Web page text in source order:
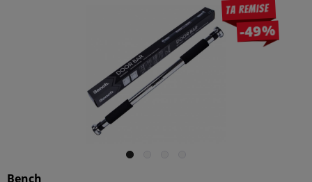
Ta remise
-49%
Bench